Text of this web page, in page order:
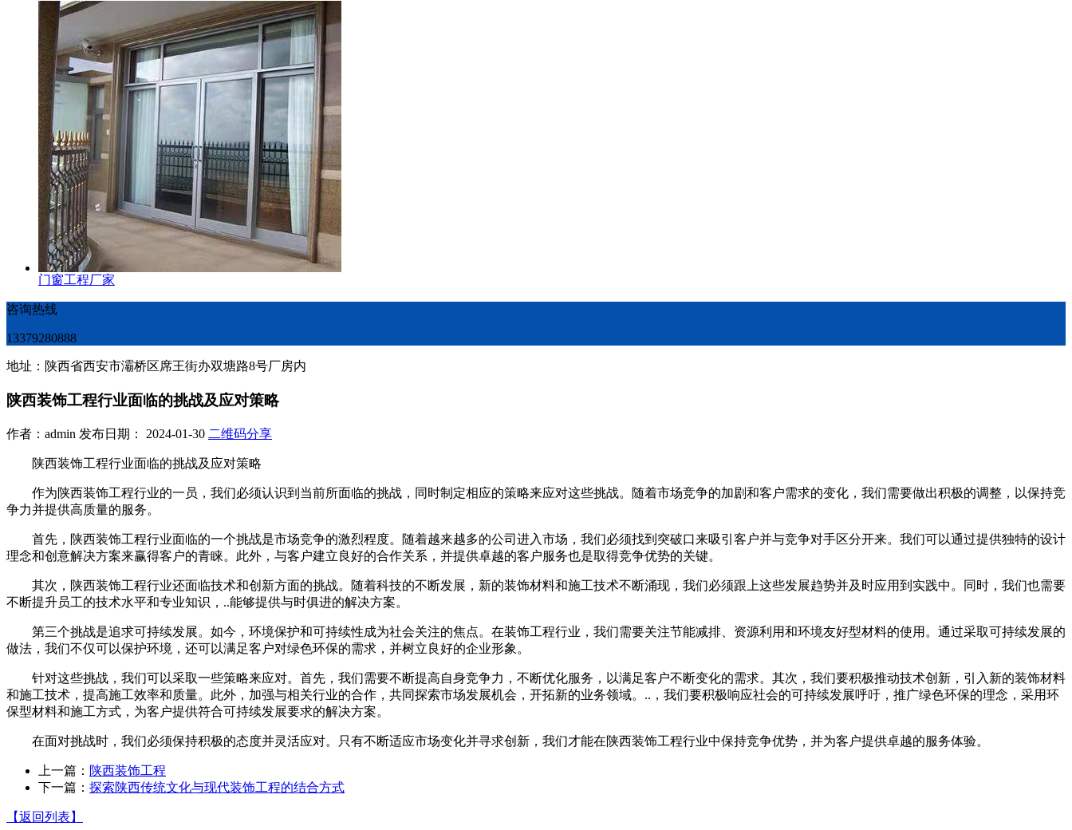
门窗工程厂家
咨询热线
13379280888
地址：陕西省西安市灞桥区席王街办双塘路8号厂房内
陕西装饰工程行业面临的挑战及应对策略
作者：admin 发布日期： 2024-01-30 二维码分享
陕西装饰工程行业面临的挑战及应对策略
作为陕西装饰工程行业的一员，我们必须认识到当前所面临的挑战，同时制定相应的策略来应对这些挑战。随着市场竞争的加剧和客户需求的变化，我们需要做出积极的调整，以保持竞
争力并提供高质量的服务。
首先，陕西装饰工程行业面临的一个挑战是市场竞争的激烈程度。随着越来越多的公司进入市场，我们必须找到突破口来吸引客户并与竞争对手区分开来。我们可以通过提供独特的设计
理念和创意解决方案来赢得客户的青睐。此外，与客户建立良好的合作关系，并提供卓越的客户服务也是取得竞争优势的关键。
其次，陕西装饰工程行业还面临技术和创新方面的挑战。随着科技的不断发展，新的装饰材料和施工技术不断涌现，我们必须跟上这些发展趋势并及时应用到实践中。同时，我们也需要
不断提升员工的技术水平和专业知识，..能够提供与时俱进的解决方案。
第三个挑战是追求可持续发展。如今，环境保护和可持续性成为社会关注的焦点。在装饰工程行业，我们需要关注节能减排、资源利用和环境友好型材料的使用。通过采取可持续发展的
做法，我们不仅可以保护环境，还可以满足客户对绿色环保的需求，并树立良好的企业形象。
针对这些挑战，我们可以采取一些策略来应对。首先，我们需要不断提高自身竞争力，不断优化服务，以满足客户不断变化的需求。其次，我们要积极推动技术创新，引入新的装饰材料
和施工技术，提高施工效率和质量。此外，加强与相关行业的合作，共同探索市场发展机会，开拓新的业务领域。..，我们要积极响应社会的可持续发展呼吁，推广绿色环保的理念，采用环
保型材料和施工方式，为客户提供符合可持续发展要求的解决方案。
在面对挑战时，我们必须保持积极的态度并灵活应对。只有不断适应市场变化并寻求创新，我们才能在陕西装饰工程行业中保持竞争优势，并为客户提供卓越的服务体验。
上一篇： 陕西装饰工程
下一篇： 探索陕西传统文化与现代装饰工程的结合方式
【返回列表】